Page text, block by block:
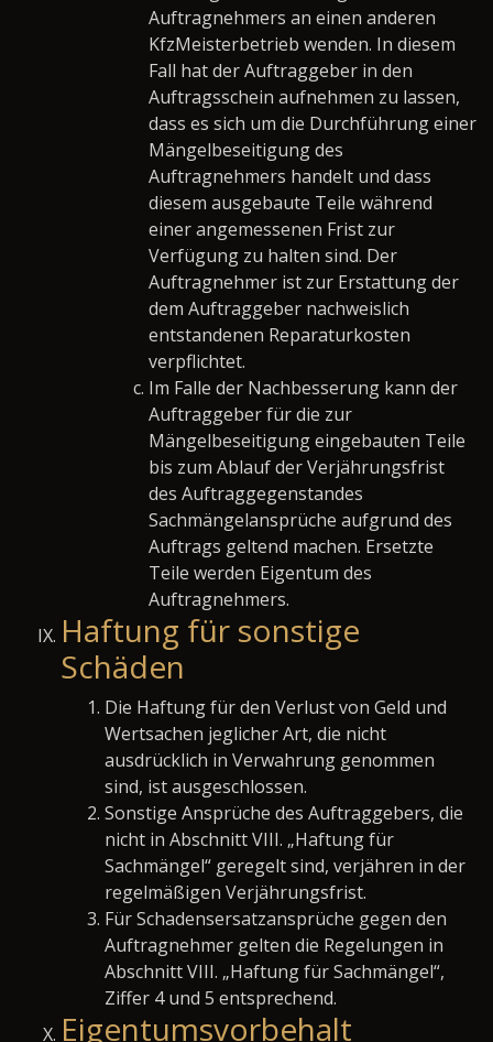
Auftragnehmers an einen anderen
KfzMeisterbetrieb wenden. In diesem
Fall hat der Auftraggeber in den
Auftragsschein aufnehmen zu lassen,
dass es sich um die Durchführung einer
Mängelbeseitigung des
Auftragnehmers handelt und dass
diesem ausgebaute Teile während
einer angemessenen Frist zur
Verfügung zu halten sind. Der
Auftragnehmer ist zur Erstattung der
dem Auftraggeber nachweislich
entstandenen Reparaturkosten
verpflichtet.
Im Falle der Nachbesserung kann der
Auftraggeber für die zur
Mängelbeseitigung eingebauten Teile
bis zum Ablauf der Verjährungsfrist
des Auftraggegenstandes
Sachmängelansprüche aufgrund des
Auftrags geltend machen. Ersetzte
Teile werden Eigentum des
Auftragnehmers.
Haftung für sonstige
Schäden
Die Haftung für den Verlust von Geld und
Wertsachen jeglicher Art, die nicht
ausdrücklich in Verwahrung genommen
sind, ist ausgeschlossen.
Sonstige Ansprüche des Auftraggebers, die
nicht in Abschnitt VIII. „Haftung für
Sachmängel“ geregelt sind, verjähren in der
regelmäßigen Verjährungsfrist.
Für Schadensersatzansprüche gegen den
Auftragnehmer gelten die Regelungen in
Abschnitt VIII. „Haftung für Sachmängel“,
Ziffer 4 und 5 entsprechend.
Eigentumsvorbehalt